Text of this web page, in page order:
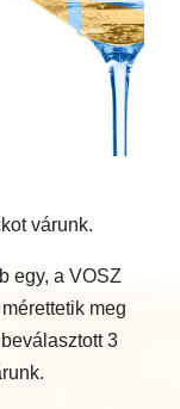
várunk.
egy, a VOSZ
meg
3